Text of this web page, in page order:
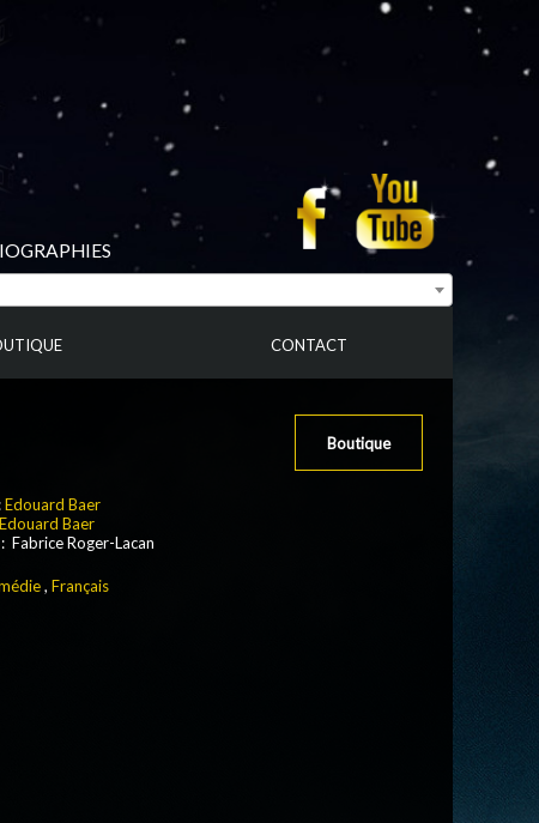
CONTACT
Boutique
Edouard Baer
Edouard Baer
Fabrice Roger-Lacan
, Français